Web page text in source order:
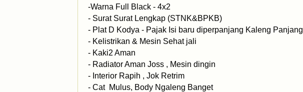
-Warna Full Black - 4x2
- Surat Surat Lengkap (STNK&BPKB)
- ⁠Plat D Kodya - ⁠Pajak Isi baru diperpanjang Kaleng Panjang
- ⁠Kelistrikan & Mesin Sehat jali
- ⁠Kaki2 Aman
- Radiator Aman Joss , Mesin dingin
- ⁠Interior Rapih , Jok Retrim
- ⁠Cat Mulus, Body Ngaleng Banget